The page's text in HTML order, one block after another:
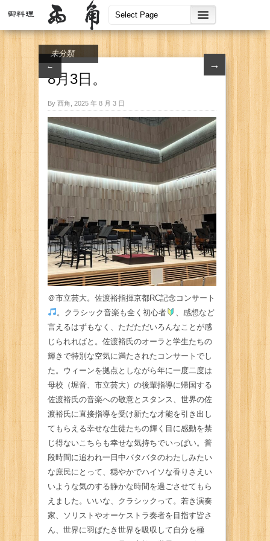
← →
未分類
8月3日。
By 西角, 2025 年 8 月 3 日
＠市立芸大。佐渡裕指揮京都RC記念コンサート
。クラシック音楽も全く初心者
、感想など
言えるはずもなく、ただただいろんなことが感
じられればと。佐渡裕氏のオーラと学生たちの
輝きで特別な空気に満たされたコンサートでし
た。ウィーンを拠点としながら年に一度二度は
母校（堀音、市立芸大）の後輩指導に帰国する
佐渡裕氏の音楽への敬意とスタンス、世界の佐
渡裕氏に直接指導を受け新たな才能を引き出し
てもらえる幸せな生徒たちの輝く目に感動を禁
じ得ないこちらも幸せな気持ちでいっぱい。普
段時間に追われ一日中バタバタのわたしみたい
な庶民にとって、穏やかでハイソな香りさえい
いような気のする静かな時間を過ごさせてもら
えました。いいな、クラシックって。若き演奏
家、ソリストやオーケストラ奏者を目指す皆さ
ん、世界に羽ばたき世界を吸収して自分を極